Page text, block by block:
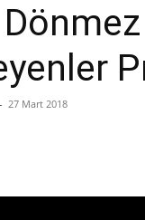
- 27 Mart 2018